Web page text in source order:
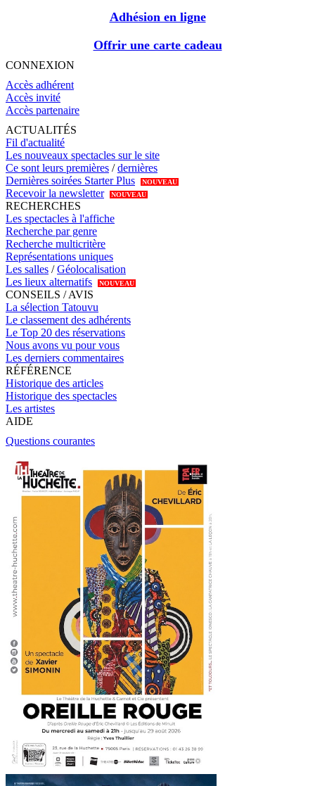
Adhésion en ligne
Offrir une carte cadeau
CONNEXION
Accès adhérent
Accès invité
Accès partenaire
ACTUALITÉS
Fil d'actualité
Les nouveaux spectacles sur le site
Ce sont leurs premières /dernières
Dernières soirées Starter Plus
NOUVEAU
Recevoir la newsletter NOUVEAU
RECHERCHES
Les spectacles à l'affiche
Recherche par genre
Recherche multicritère
Représentations uniques
Les salles /Géolocalisation
Les lieux alternatifs
NOUVEAU
CONSEILS / AVIS
La sélection Tatouvu
Le classement des adhérents
Le Top 20 des réservations
Nous avons vu pour vous
Les derniers commentaires
RÉFÉRENCE
Historique des articles
Historique des spectacles
Les artistes
AIDE
Questions courantes